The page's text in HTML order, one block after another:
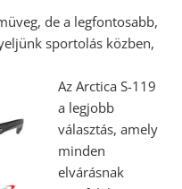
de a legfontosabb,
sportolás közben,
Az Arctica S-119
a legjobb
választás, amely
minden
elvárásnak